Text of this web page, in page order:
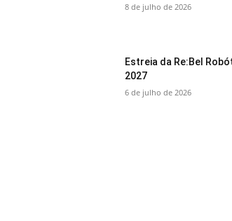
8 de julho de 2026
Estreia da Re:Bel
2027
6 de julho de 2026